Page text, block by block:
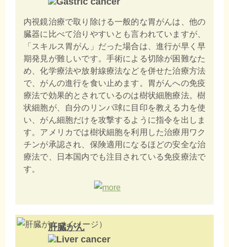
内視鏡治療で取り除ける一般的な胃がんは、他の
臓器に比べて治りやすいとも言われていますが、
「スキルス胃がん」だった場合は、進行が早く早
期発見が難しいです。手術による切除が困難なた
め、化学療法や放射線療法などを併せた治療方法
で、がんの進行を食い止めます。胃がんへの免疫
療法で効果的とされているのは樹状細胞療法。樹
状細胞が、自分のリンパ球に目印を教える力を使
い、がん細胞だけを攻撃するように指令を出しま
す。アメリカでは樹状細胞を利用した治療用ワク
チンが承認され、保険適用になるほどの安全な治
療法で、日本国内でも注目されている免疫療法で
す。
肝臓がん